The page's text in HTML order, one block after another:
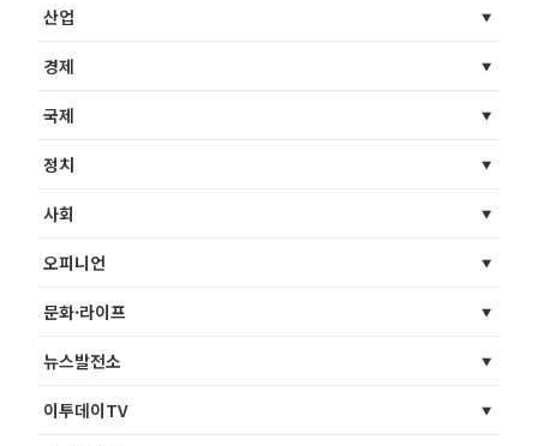
산업
경제
국제
정치
사회
오피니언
문화·라이프
뉴스발전소
이투데이TV